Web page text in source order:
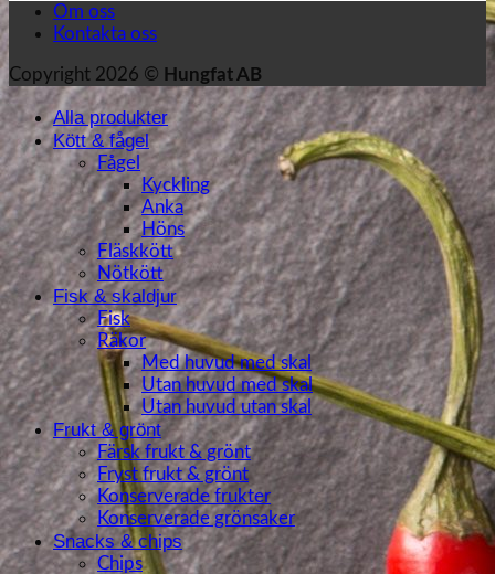
Om oss
Kontakta oss
Copyright 2026 © Hungfat AB
Alla produkter
Kött & fågel
Fågel
Kyckling
Anka
Höns
Fläskkött
Nötkött
Fisk & skaldjur
Fisk
Räkor
Med huvud med skal
Utan huvud med skal
Utan huvud utan skal
Frukt & grönt
Färsk frukt & grönt
Fryst frukt & grönt
Konserverade frukter
Konserverade grönsaker
Snacks & chips
Chips